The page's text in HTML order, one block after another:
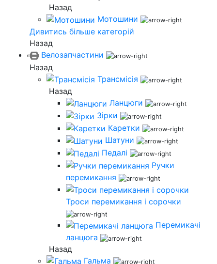
Назад
Мотошини
Дивитись більше категорій
Назад
Велозапчастини
Назад
Трансмісія
Назад
Ланцюги
Зірки
Каретки
Шатуни
Педалі
Ручки
перемикання
Троси перемикання і сорочки
Перемикачі
ланцюга
Назад
Гальма